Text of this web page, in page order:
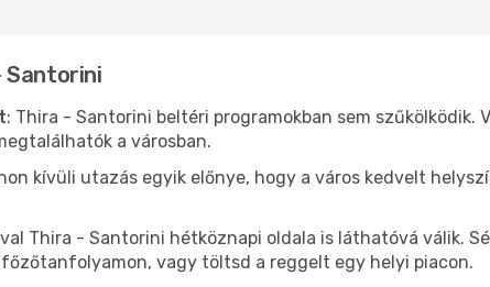
Santorini
: Thira - Santorini beltéri programokban sem szűkölködik.
a városban.
kívüli utazás egyik előnye, hogy a város kedvelt
Thira - Santorini hétköznapi oldala is láthatóvá válik.
vagy töltsd a reggelt egy helyi piacon.